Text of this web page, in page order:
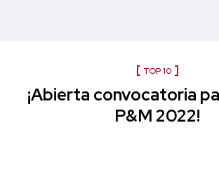
TOP 10
¡Abierta convocatoria
P&M 2022!